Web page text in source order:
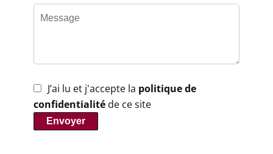
J’ai lu et j'accepte la politique de
confidentialité de ce site
Envoyer